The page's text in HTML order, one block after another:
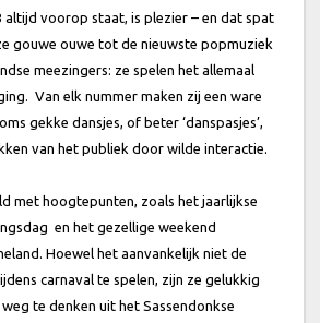
altijd voorop staat, is plezier – en dat spat
gouwe ouwe tot de nieuwste popmuziek
meezingers: ze spelen het allemaal
Van elk nummer maken zij een ware
gekke dansjes, of beter ‘danspasjes’,
van het publiek door wilde interactie.
met hoogtepunten, zoals het jaarlijkse
en het gezellige weekend
Hoewel het aanvankelijk niet de
carnaval te spelen, zijn ze gelukkig
te denken uit het Sassendonkse